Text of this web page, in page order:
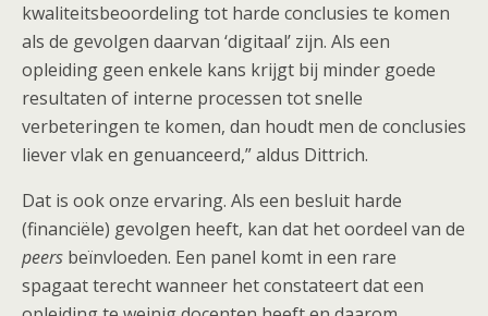
kwaliteitsbeoordeling tot harde conclusies te komen
als de gevolgen daarvan ‘digitaal’ zijn. Als een
opleiding geen enkele kans krijgt bij minder goede
resultaten of interne processen tot snelle
verbeteringen te komen, dan houdt men de conclusies
liever vlak en genuanceerd,” aldus Dittrich.
Dat is ook onze ervaring. Als een besluit harde
(financiële) gevolgen heeft, kan dat het oordeel van de
peers beïnvloeden. Een panel komt in een rare
spagaat terecht wanneer het constateert dat een